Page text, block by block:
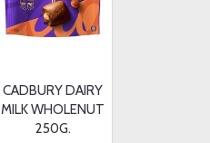
CADBURY DAIRY
MILK WHOLENUT
250G.